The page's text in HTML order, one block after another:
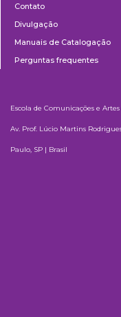
Contato
Divulgação
Manuais de Catalogação
Perguntas frequentes
Escola de Comunicações e
Av. Prof. Lúcio Martins
Paulo, SP | Brasil